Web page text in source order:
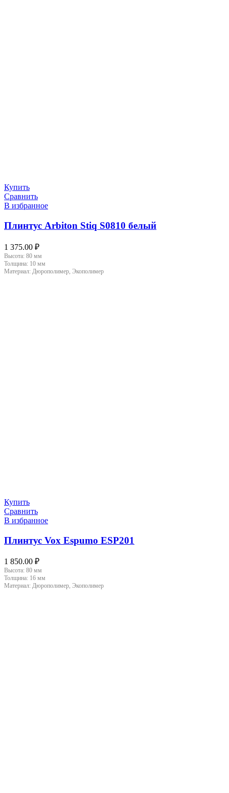
Купить
Сравнить
В избранное
Плинтус Arbiton Stiq S0810 белый
1 375.00 ₽
Высота: 80 мм
Толщина: 10 мм
Материал: Дюрополимер, Экополимер
Купить
Сравнить
В избранное
Плинтус Vox Espumo ESP201
1 850.00 ₽
Высота: 80 мм
Толщина: 16 мм
Материал: Дюрополимер, Экополимер